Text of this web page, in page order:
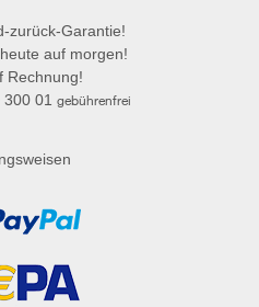
zurück-Garantie!
auf morgen!
Rechnung!
01 gebührenfrei